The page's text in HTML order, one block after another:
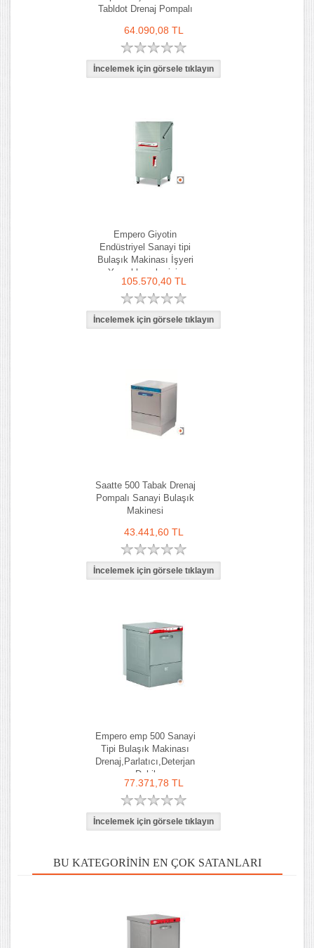
Tabldot Drenaj Pompalı
64.090,08 TL
Empero Giyotin
Endüstriyel Sanayi tipi
Bulaşık Makinası İşyeri
Yemekhaneler için
105.570,40 TL
Saatte 500 Tabak Drenaj
Pompalı Sanayi Bulaşık
Makinesi
43.441,60 TL
Empero emp 500 Sanayi
Tipi Bulaşık Makinası
Drenaj,Parlatıcı,Deterjan
Dahil
77.371,78 TL
BU KATEGORININ EN ÇOK SATANLARI